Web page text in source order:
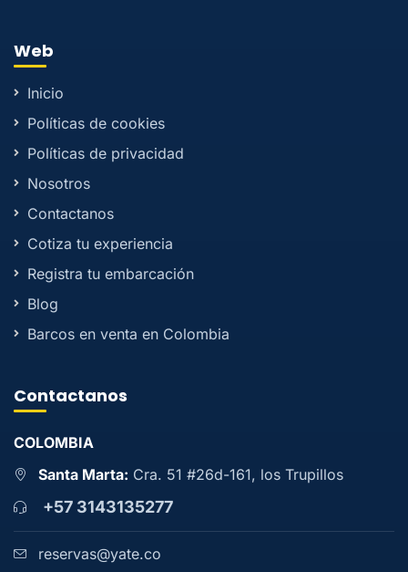
Web
Inicio
Políticas de cookies
Políticas de privacidad
Nosotros
Contactanos
Cotiza tu experiencia
Registra tu embarcación
Blog
Barcos en venta en Colombia
Contactanos
COLOMBIA
Santa Marta: Cra. 51 #26d-161, los Trupillos
+57 3143135277
reservas@yate.co